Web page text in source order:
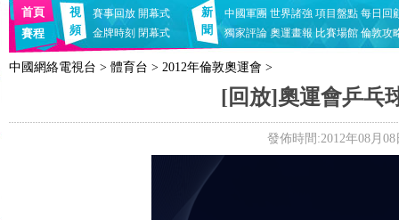
首頁
賽程
視
頻
賽事回放 開幕式
金牌時刻 閉幕式
新
聞
中國軍團 世界諸強 項目盤點 每日回
獨家評論 奧運畫報 比賽場館 倫敦攻
中國網絡電視台 > 體育台 > 2012年倫敦奧運會 >
[回放]奧運會乒乓
發佈時間:2012年08月